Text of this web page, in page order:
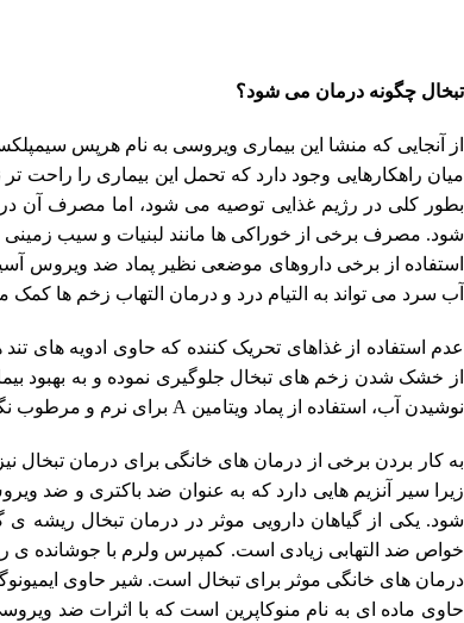
تبخال چگونه درمان می شود؟
از آنجایی که منشا این بیماری ویروسی به نام هرپس
بطور کلی در رژیم غذایی توصیه می شود، اما مصرف آن در
شود. مصرف برخی از خوراکی ها مانند لبنیات و سیب
استفاده از برخی داروهای موضعی نظیر پماد ضد ویروس
آب سرد می تواند به التیام درد و درمان التهاب زخم ها کمک
عدم استفاده از غذاهای تحریک کننده که حاوی ادویه های
از خشک شدن زخم های تبخال جلوگیری نموده و به بهبود
نوشیدن آب، استفاده از پماد ویتامین A برای نرم و مرطوب نگه داشتن زخم ها توصیه می شود.
به کار بردن برخی از درمان های خانگی برای درمان
زیرا سیر آنزیم هایی دارد که به عنوان ضد باکتری و ضد
شود. یکی از گیاهان دارویی موثر در درمان تبخال ریشه
خواص ضد التهابی زیادی است. کمپرس ولرم با جوشانده ی
درمان های خانگی موثر برای تبخال است. شیر حاوی
حاوی ماده ای به نام منوکاپرین است که با اثرات ضد